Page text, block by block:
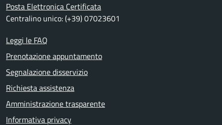
Posta Elettronica Certificata
Centralino unico: (+39) 07023601
Leggi le FAQ
Prenotazione appuntamento
Segnalazione disservizio
Richiesta assistenza
Amministrazione trasparente
Informativa privacy